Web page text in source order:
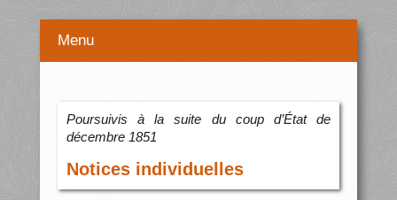
Menu
Poursuivis à la suite du coup d’État de
décembre 1851
Notices individuelles